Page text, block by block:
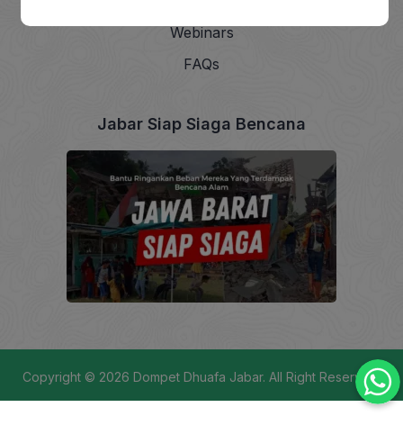
Webinars
FAQs
Jabar Siap Siaga Bencana
Copyright © 2026 Dompet Dhuafa Jabar. All Right Reserved.